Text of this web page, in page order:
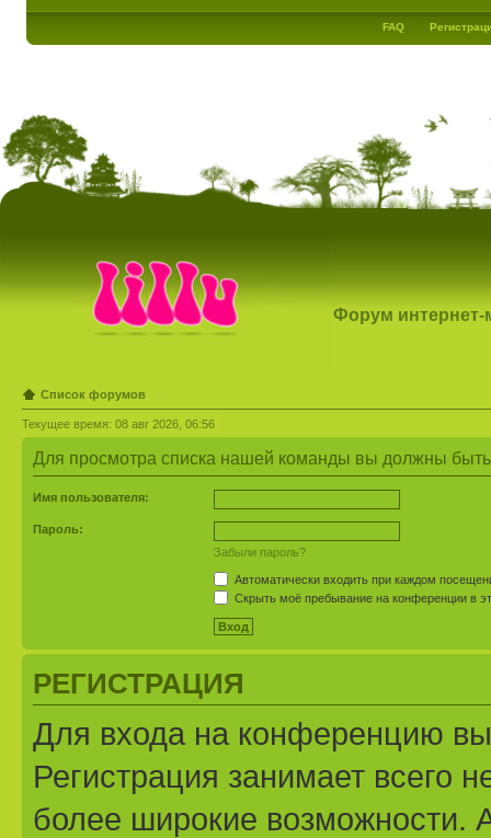
FAQ
Форум интернет-
Список форумов
Текущее время: 08 авг 2026, 06:56
Для просмотра списка нашей команды вы должны
Имя пользователя:
Пароль:
Забыли пароль?
Автоматически входить при каждом
Скрыть моё пребывание на конференции в
РЕГИСТРАЦИЯ
Для входа на конференцию
Регистрация занимает всего
более широкие возможности.